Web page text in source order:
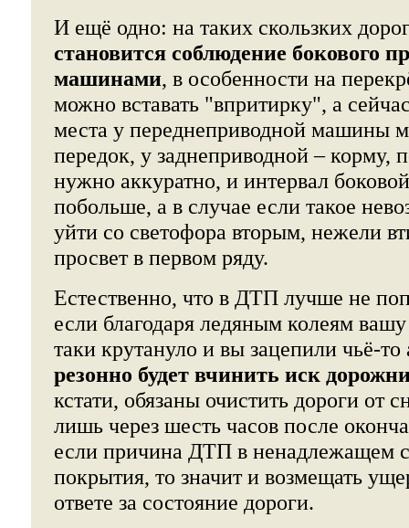
И ещё одно: на таких скользких
становится соблюдение бокового
машинами, в особенности на
можно вставать "впритирку", а
места у переднеприводной машины
передок, у заднеприводной – корму,
нужно аккуратно, и интервал
побольше, а в случае если такое
уйти со светофора вторым, нежели
просвет в первом ряду.
Естественно, что в ДТП лучше не
если благодаря ледяным колеям
таки крутануло и вы зацепили чьё-то
резонно будет вчинить иск
кстати, обязаны очистить дороги от
лишь через шесть часов после
если причина ДТП в ненадлежащем
покрытия, то значит и возмещать
ответе за состояние дороги.